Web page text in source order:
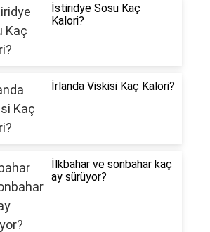
İstiridye Sosu Kaç
Kalori?
İrlanda Viskisi Kaç Kalori?
İlkbahar ve sonbahar kaç
ay sürüyor?